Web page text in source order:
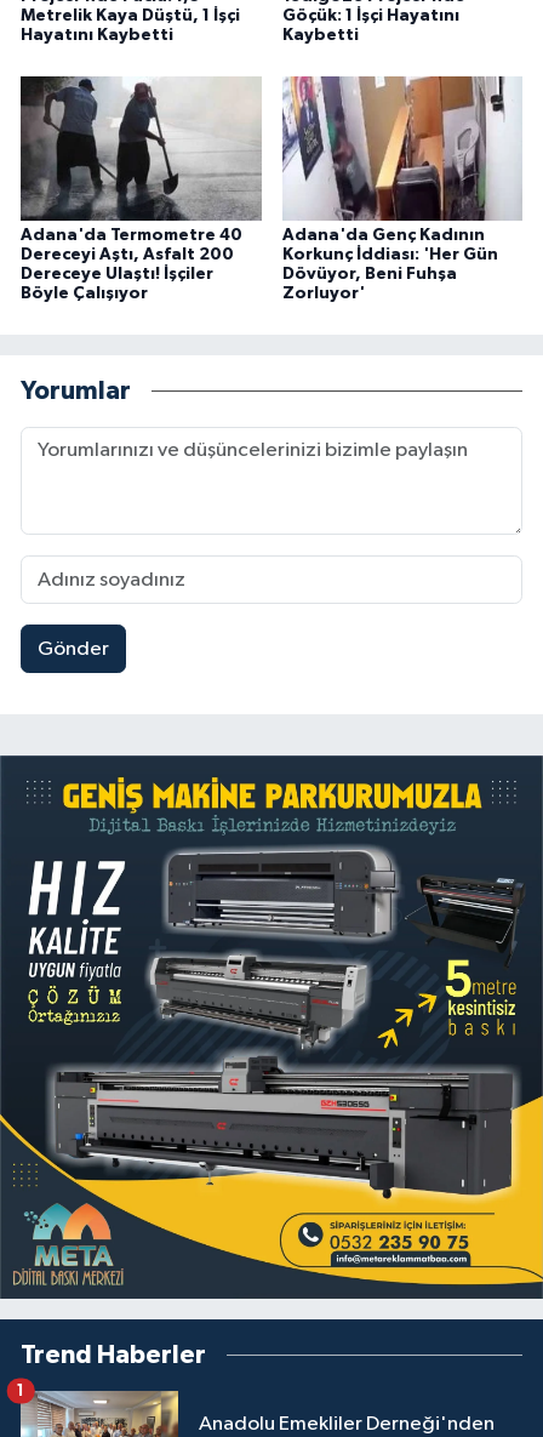
Metrelik Kaya Düştü, 1 İşçi
Hayatını Kaybetti
Göçük: 1 İşçi Hayatını
Kaybetti
Adana'da Termometre 40
Dereceyi Aştı, Asfalt 200
Dereceye Ulaştı! İşçiler
Böyle Çalışıyor
Adana'da Genç Kadının
Korkunç İddiası: 'Her Gün
Dövüyor, Beni Fuhşa
Zorluyor'
Yorumlar
Gönder
Trend Haberler
Anadolu Emekliler Derneği'nden
1